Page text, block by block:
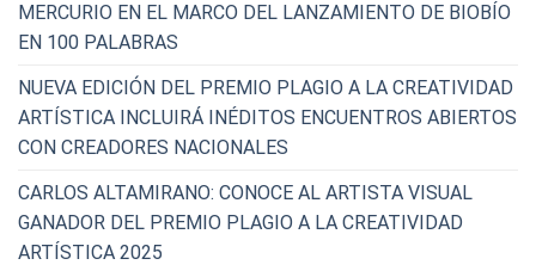
MERCURIO EN EL MARCO DEL LANZAMIENTO DE BIOBÍO
EN 100 PALABRAS
NUEVA EDICIÓN DEL PREMIO PLAGIO A LA CREATIVIDAD
ARTÍSTICA INCLUIRÁ INÉDITOS ENCUENTROS ABIERTOS
CON CREADORES NACIONALES
CARLOS ALTAMIRANO: CONOCE AL ARTISTA VISUAL
GANADOR DEL PREMIO PLAGIO A LA CREATIVIDAD
ARTÍSTICA 2025